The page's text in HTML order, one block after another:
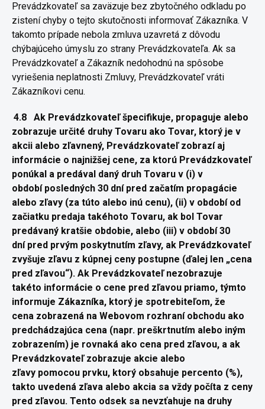
Prevádzkovateľ sa zaväzuje bez zbytočného odkladu po
zisteníchyby o tejto skutočnosti informovať Zákazníka. V
takomto prípade nebola zmluva uzavretá z dôvodu
chýbajúceho úmyslu zo strany Prevádzkovateľa. Ak sa
Prevádzkovateľ a Zákazník nedohodnú na spôsobe
vyriešenia neplatnosti Zmluvy, Prevádzkovateľ vráti
Zákazníkovi cenu.
4.8
Ak Prevádzkovateľ špecifikuje, propaguje alebo
zobrazuje určité druhy Tovaru ako Tovar, ktorý je v
akcii alebo zľavnený, Prevádzkovateľ zobrazí aj
informácie o najnižšej cene, za ktorú Prevádzkovateľ
ponúkal a predával daný druh Tovaru v (i) v
období posledných 30 dní pred začatím propagácie
alebo zľavy (za túto alebo inú cenu), (ii) v období od
začiatku predaja takéhoto Tovaru, ak bol Tovar
predávaný kratšie obdobie, alebo (iii) v období 30
dní pred prvým poskytnutím zľavy, ak Prevádzkovateľ
zvyšuje zľavu z kúpnej ceny postupne (ďalej len „cena
pred zľavou“). Ak Prevádzkovateľ nezobrazuje
takéto informácie o cene pred zľavou priamo, týmto
informuje Zákazníka, ktorý je spotrebiteľom, že
cena zobrazená na Webovom rozhraní obchodu ako
predchádzajúca cena (napr. preškrtnutím alebo iným
zobrazením) je rovnaká ako cena pred zľavou, a ak
Prevádzkovateľ zobrazuje akcie alebo
zľavy pomocou prvku, ktorý obsahuje percento (%),
takto uvedená zľava alebo akcia sa vždy počíta z ceny
pred zľavou. Tento odsek sa nevzťahuje na druhy